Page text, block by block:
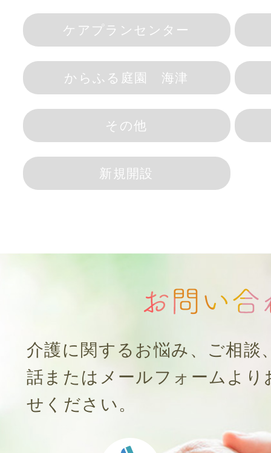
ケアプランセンター
からふる庭園 海津
その他
新規開設
介護に関するお悩み、ご相談
話またはメールフォームより
せください。